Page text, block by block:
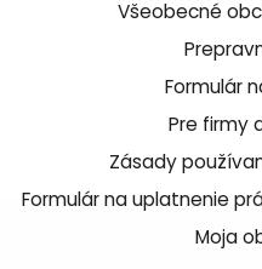
Všeobecné
Formulár
Pre firmy
Zásady
Formulár na uplatnenie
Moja